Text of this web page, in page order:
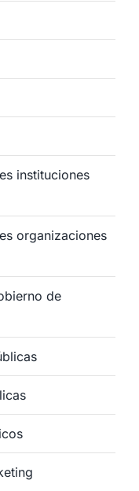
instituciones
organizaciones
de